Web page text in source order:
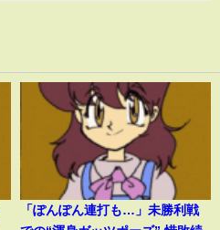
「ぽんぽん連打も…」未勝利戦